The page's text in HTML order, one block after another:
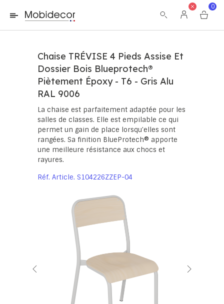
La boutique ne fonctionnera pas correctement dans le cas où
les cookies sont désactivés.
0
Chaise TRÉVISE 4 Pieds Assise Et
Dossier Bois Blueprotech®
Piètement Époxy - T6 - Gris Alu
RAL 9006
La chaise est parfaitement adaptée pour les
salles de classes. Elle est empilable ce qui
permet un gain de place lorsqu'elles sont
rangées. Sa finition BlueProtech® apporte
une meilleure résistance aux chocs et
rayures.
Réf. Article S104226ZZEP-04